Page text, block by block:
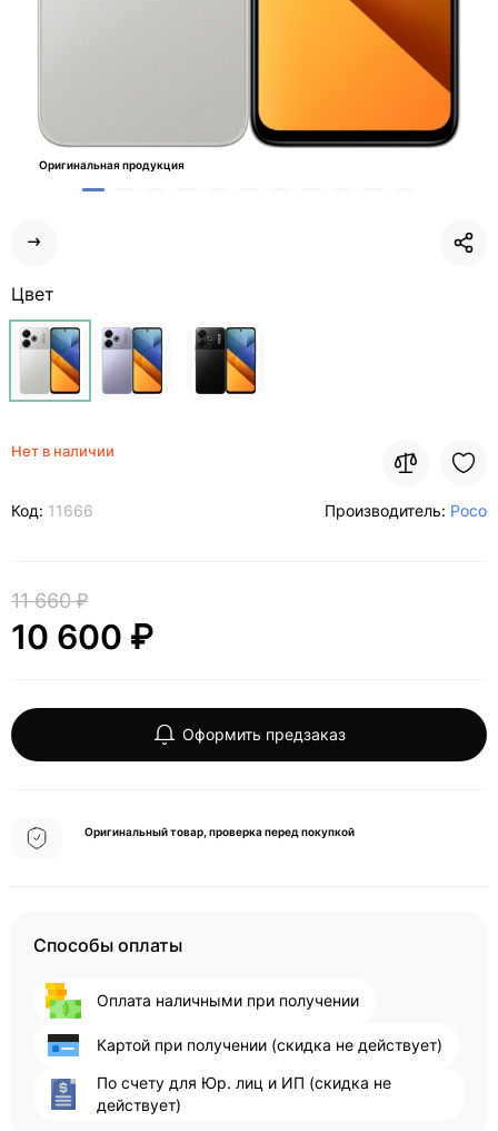
Оригинальная продукция
Цвет
Нет в наличии
Код: 11666 Производитель: Poco
11 660 ₽
10 600 ₽
Оформить предзаказ
Оригинальный товар, проверка перед покупкой
Способы оплаты
Оплата наличными при получении
Картой при получении (скидка не действует)
По счету для Юр. лиц и ИП (скидка не
действует)